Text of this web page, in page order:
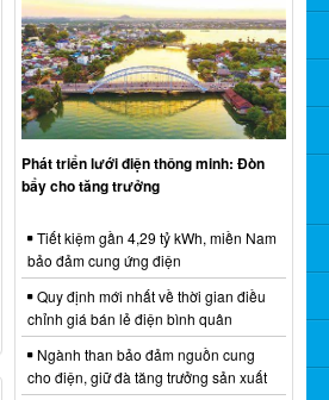
Phát triển lưới điện thông minh: Đòn
bẩy cho tăng trưởng
Tiết kiệm gần 4,29 tỷ kWh, miền Nam
bảo đảm cung ứng điện
Quy định mới nhất về thời gian điều
chỉnh giá bán lẻ điện bình quân
Ngành than bảo đảm nguồn cung
cho điện, giữ đà tăng trưởng sản xuất